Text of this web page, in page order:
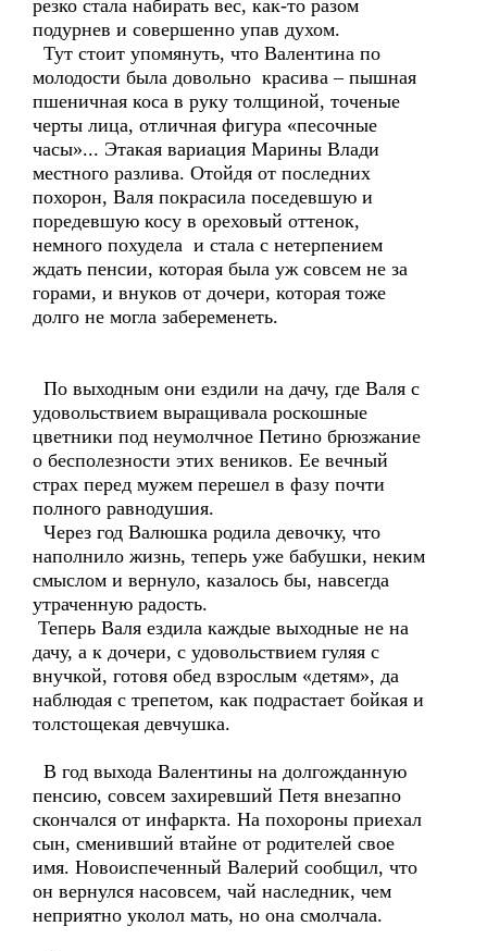
резко стала набирать вес, как-то разом
подурнев и совершенно упав духом.
Тут стоит упомянуть, что Валентина по
молодости была довольно красива – пышная
пшеничная коса в руку толщиной, точеные
черты лица, отличная фигура «песочные
часы»... Этакая вариация Марины Влади
местного разлива. Отойдя от последних
похорон, Валя покрасила поседевшую и
поредевшую косу в ореховый оттенок,
немного похудела и стала с нетерпением
ждать пенсии, которая была уж совсем не за
горами, и внуков от дочери, которая тоже
долго не могла забеременеть.
По выходным они ездили на дачу, где Валя с
удовольствием выращивала роскошные
цветники под неумолчное Петино брюзжание
о бесполезности этих веников. Ее вечный
страх перед мужем перешел в фазу почти
полного равнодушия.
Через год Валюшка родила девочку, что
наполнило жизнь, теперь уже бабушки, неким
смыслом и вернуло, казалось бы, навсегда
утраченную радость.
Теперь Валя ездила каждые выходные не на
дачу, а к дочери, с удовольствием гуляя с
внучкой, готовя обед взрослым «детям», да
наблюдая с трепетом, как подрастает бойкая и
толстощекая девчушка.
В год выхода Валентины на долгожданную
пенсию, совсем захиревший Петя внезапно
скончался от инфаркта. На похороны приехал
сын, сменивший втайне от родителей свое
имя. Новоиспеченный Валерий сообщил, что
он вернулся насовсем, чай наследник, чем
неприятно уколол мать, но она смолчала.